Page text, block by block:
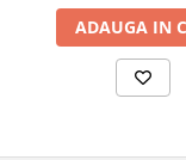
ADAUGA IN